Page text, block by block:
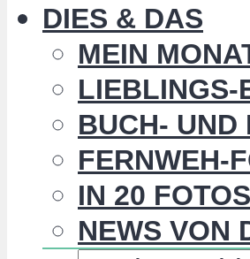
DIES & DAS
MEIN
BUCH- UND
FERNWEH-
IN 20
NEWS VON